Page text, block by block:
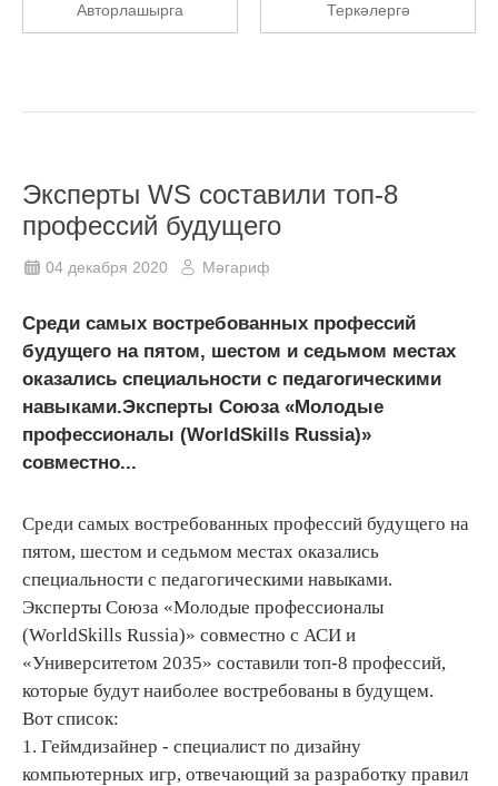
Авторлашырга Теркәлергә
Эксперты WS составили топ-8
профессий будущего
04 декабря 2020 Мәгариф
Среди самых востребованных профессий
будущего на пятом, шестом и седьмом местах
оказались специальности с педагогическими
навыками.Эксперты Союза «Молодые
профессионалы (WorldSkills Russia)»
совместно...
Среди самых востребованных профессий будущего на
пятом, шестом и седьмом местах оказались
специальности с педагогическими навыками.
Эксперты Союза «Молодые профессионалы
(WorldSkills Russia)» совместно с АСИ и
«Университетом 2035» составили топ-8 профессий,
которые будут наиболее востребованы в будущем.
Вот список:
1. Геймдизайнер - специалист по дизайну
компьютерных игр, отвечающий за разработку правил